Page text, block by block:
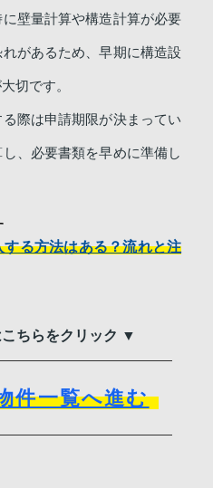
壁量計算や構造計算が必要
があるため、早期に構造設
切です。
際は申請期限が決まってい
、必要書類を早めに準備し
る方法はある？流れと注
ちらをクリック ▼
件一覧へ進む